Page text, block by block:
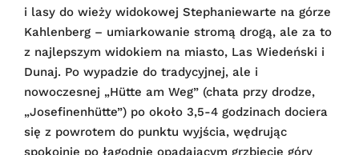
i lasy do wieży widokowej Stephaniewarte na górze
Kahlenberg – umiarkowanie stromą drogą, ale za to
z najlepszym widokiem na miasto, Las Wiedeński i
Dunaj. Po wypadzie do tradycyjnej, ale i
nowoczesnej „Hütte am Weg” (chata przy drodze,
„Josefinenhütte”) po około 3,5-4 godzinach dociera
się z powrotem do punktu wyjścia, wędrując
spokojnie po łagodnie opadającym grzbiecie góry